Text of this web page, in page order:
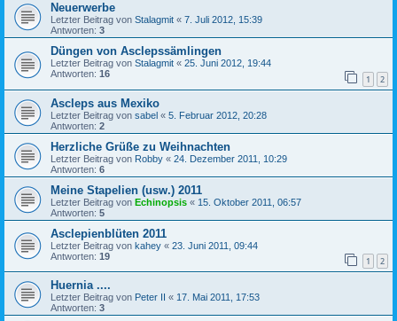
Neuerwerbe
Letzter Beitrag von Stalagmit « 7. Juli 2012, 15:39
Antworten: 3
Düngen von Asclepssämlingen
Letzter Beitrag von Stalagmit « 25. Juni 2012, 19:44
Antworten: 16 1 2
Ascleps aus Mexiko
Letzter Beitrag von sabel « 5. Februar 2012, 20:28
Antworten: 2
Herzliche Grüße zu Weihnachten
Letzter Beitrag von Robby « 24. Dezember 2011, 10:29
Antworten: 6
Meine Stapelien (usw.) 2011
Letzter Beitrag von Echinopsis « 15. Oktober 2011, 06:57
Antworten: 5
Asclepienblüten 2011
Letzter Beitrag von kahey « 23. Juni 2011, 09:44
Antworten: 19 1 2
Huernia ....
Letzter Beitrag von Peter II « 17. Mai 2011, 17:53
Antworten: 3